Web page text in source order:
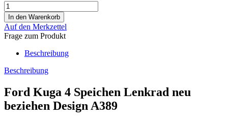
Auf den Merkzettel
Frage zum Produkt
Beschreibung
Beschreibung
Ford Kuga 4 Speichen Lenkrad neu
beziehen Design A389